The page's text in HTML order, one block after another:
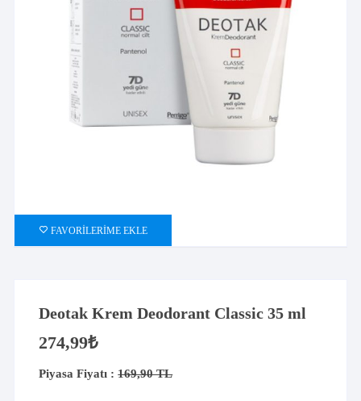
FAVORILERIME EKLE
Deotak Krem Deodorant Classic 35 ml
274,99₺
Piyasa Fiyatı :169,90 TL